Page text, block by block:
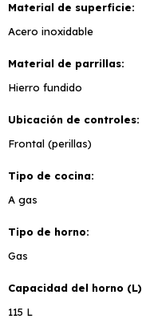
Material de superficie
Acero inoxidable
Material de parrillas
Hierro fundido
Ubicación de controles
Frontal (perillas)
Tipo de cocina
A gas
Tipo de horno
Gas
Capacidad del horno (L)
115 L